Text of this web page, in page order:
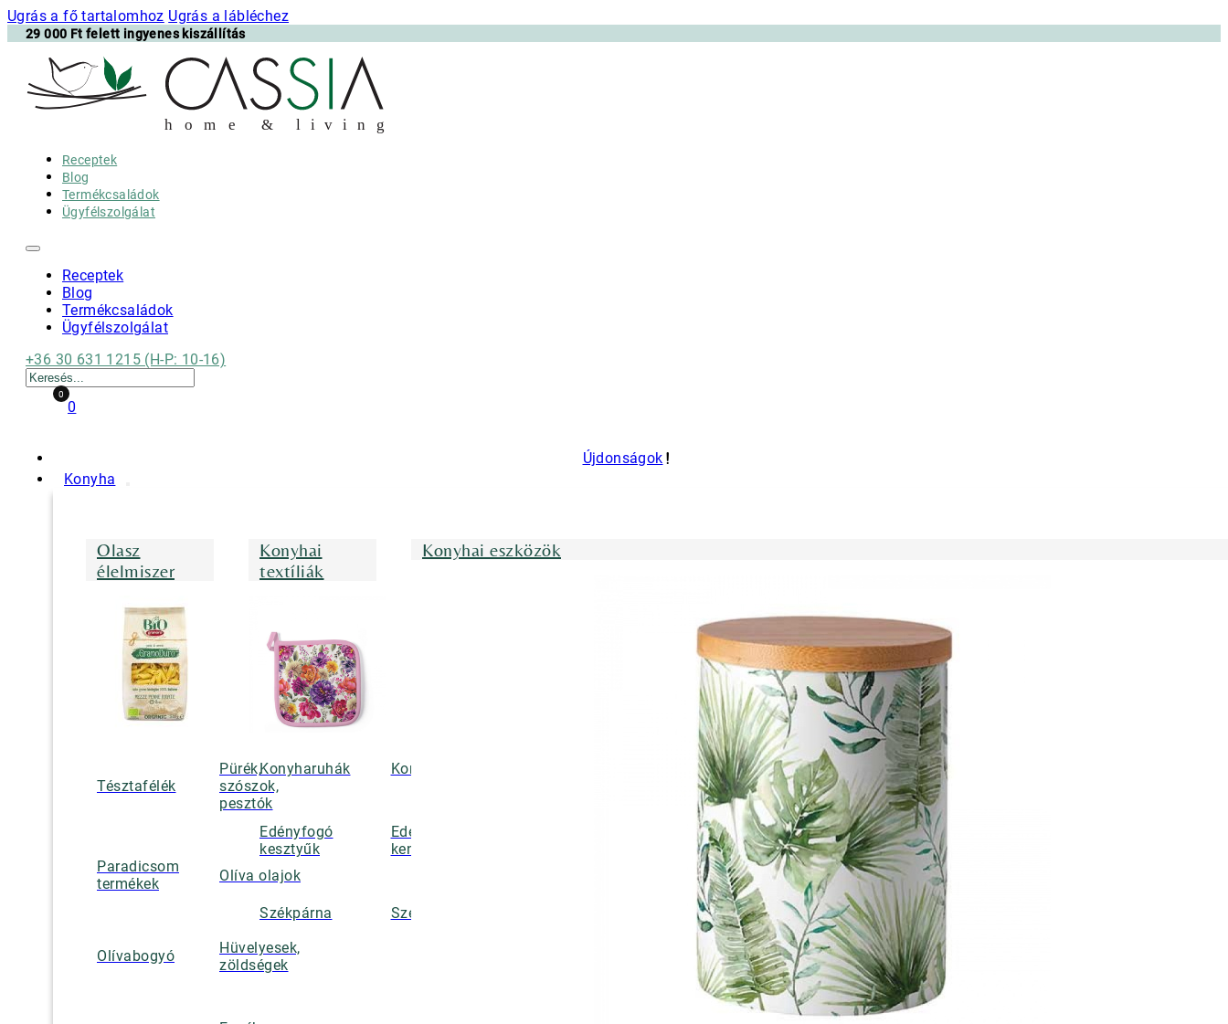
Ugrás a fő tartalomhoz Ugrás a lábléchez
29 000 Ft felett ingyenes kiszállítás
h o m e & l i v i n g
Receptek
Blog
Termékcsaládok
Ügyfélszolgálat
Receptek
Blog
Termékcsaládok
Ügyfélszolgálat
+36 30 631 1215 (H-P: 10-16)
Keresés
0
0
Újdonságok
Konyha
Olasz
élelmiszer
Tésztafélék
Pürék,
szószok,
pesztók
Paradicsom
termékek
Olíva olajok
Olívabogyó
Hüvelyesek,
zöldségek
Konyhai
textíliák
Konyharuhák Konyhai kötények
Edényfogó
kesztyűk
Edényalátétek,
kenyérkosarak
Székpárna Szettek
Konyhai eszközök